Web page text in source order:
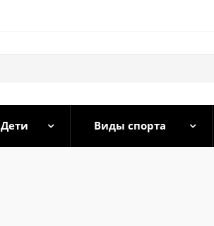
Дети Виды спорта